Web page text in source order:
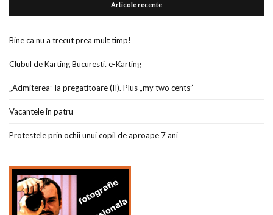
Articole recente
Bine ca nu a trecut prea mult timp!
Clubul de Karting Bucuresti. e-Karting
„Admiterea” la pregatitoare (II). Plus „my two cents”
Vacantele in patru
Protestele prin ochii unui copil de aproape 7 ani